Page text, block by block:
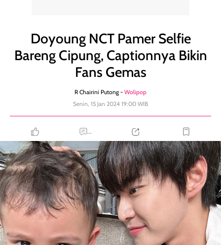
Doyoung NCT Pamer Selfie
Bareng Cipung, Captionnya Bikin
Fans Gemas
R Chairini Putong - Wolipop
Senin, 15 Jan 2024 19:00 WIB
...